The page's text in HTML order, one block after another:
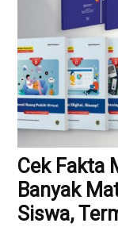
Cek Fakta
Banyak
Siswa,